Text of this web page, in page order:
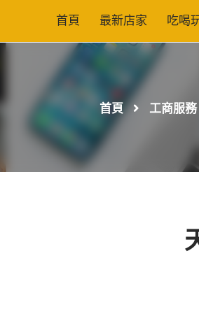
首頁 最新店家 吃喝
首頁 工商服務